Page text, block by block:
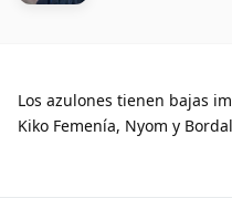
Los azulones tienen bajas
Kiko Femenía, Nyom y